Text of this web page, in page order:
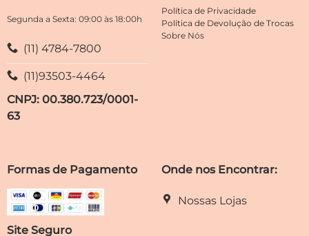
Segunda a Sexta: 09:00 às 18:00h
(11) 4784-7800
(11)93503-4464
CNPJ: 00.380.723/0001-
63
Política de Privacidade
Política de Devolução de Trocas
Sobre Nós
Formas de Pagamento
Site Seguro
Onde nos Encontrar:
Nossas Lojas